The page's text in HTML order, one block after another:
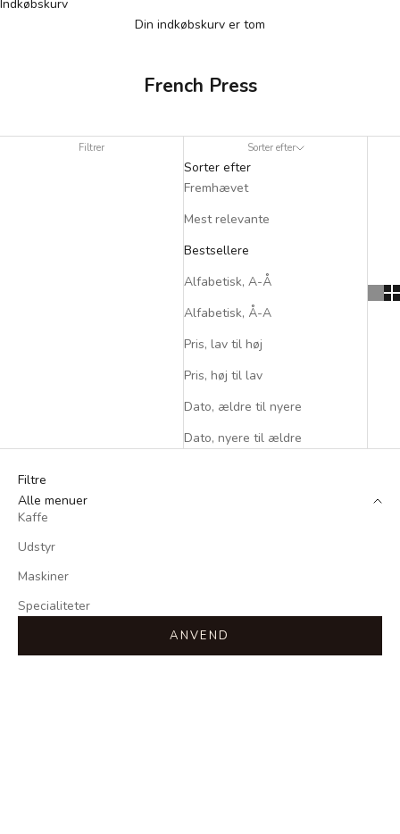
Indkøbskurv
Din indkøbskurv er tom
French Press
Filtrer Sorter efter
Sorter efter
Fremhævet
Mest relevante
Bestsellere
Alfabetisk, A-Å
Alfabetisk, Å-A
Pris, lav til høj
Pris, høj til lav
Dato, ældre til nyere
Dato, nyere til ældre
Filtre
Alle menuer
Kaffe
Udstyr
Maskiner
Specialiteter
ANVEND